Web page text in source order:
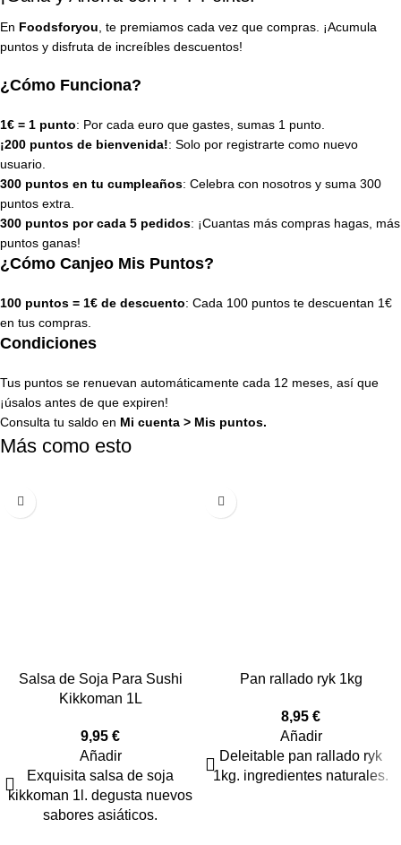
En Foodsforyou , te premiamos cada vez que compras. ¡Acumula
puntos y disfruta de increíbles descuentos!
¿Cómo Funciona?
1€ = 1 punto: Por cada euro que gastes, sumas 1 punto.
¡200 puntos de bienvenida!: Solo por registrarte como nuevo
usuario.
300 puntos en tu cumpleaños: Celebra con nosotros y suma 300
puntos extra.
300 puntos por cada 5 pedidos: ¡Cuantas más compras hagas, más
puntos ganas!
¿Cómo Canjeo Mis Puntos?
100 puntos = 1€ de descuento: Cada 100 puntos te descuentan 1€
en tus compras.
Condiciones
Tus puntos se renuevan automáticamente cada 12 meses, así que
¡úsalos antes de que expiren!
Consulta tu saldo en Mi cuenta > Mis puntos.
Más como esto
Salsa de Soja Para Sushi
Kikkoman 1L
9,95 €
Añadir
Exquisita salsa de soja
kikkoman 1l. degusta nuevos
sabores asiáticos.
Pan rallado ryk 1kg
8,95 €
Añadir
Deleitable pan rallado ryk
1kg. ingredientes naturales.